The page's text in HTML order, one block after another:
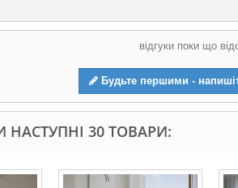
відгуки поки що
Будьте першими -
30 ТОВАРИ: